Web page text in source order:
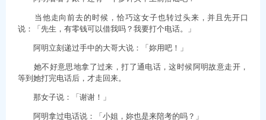
当他走向前去的时候，恰巧这女子也转过头来，并且先开口
说：「先生，有零钱可以借我吗？我要打个电话。」
阿明立刻递过手中的大哥大说：「妳用吧！」
她不好意思地拿了过来，打了通电话，这时候阿明故意走开，
等到她打完电话后，才走回来。
那女子说：「谢谢！」
阿明拿过电话说：「小姐，妳也是来陪考的吗？」